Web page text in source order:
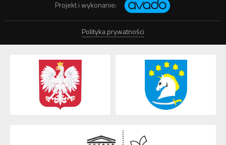
Projekt i wykonanie:
Polityka prywatności